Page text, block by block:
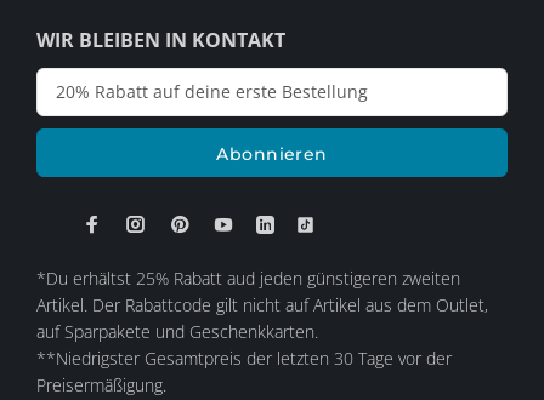
WIR BLEIBEN IN KONTAKT
Abonnieren
*Du erhältst 25% Rabatt aud jeden günstigeren zweiten
Artikel. Der Rabattcode gilt nicht auf Artikel aus dem Outlet,
auf Sparpakete und Geschenkkarten.
**Niedrigster Gesamtpreis der letzten 30 Tage vor der
Preisermäßigung.